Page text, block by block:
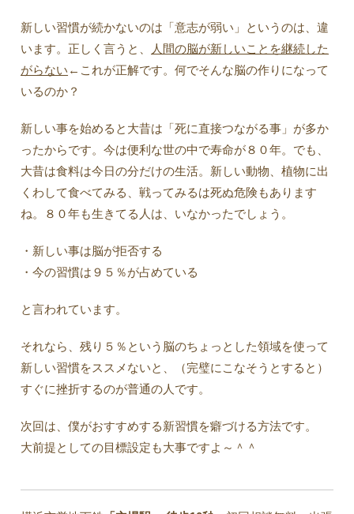
新しい習慣が続かないのは「意志が弱い」というのは、違
います。正しく言うと、
人間の脳が新しいことを継続した
がらない ←これが正解です。何でそんな脳の作りになって
いるのか？
新しい事を始めると大昔は「死に直接つながる事」が多か
ったからです。今は便利な世の中で寿命が８０年。でも、
大昔は食料は今日の分だけの生活。新しい動物、植物に出
くわして食べてみる、戦ってみるは死ぬ危険もあります
ね。８０年も生きてる人は、いなかったでしょう。
・新しい事は脳が拒否する
・今の習慣は９５％が占めている
と言われています。
それなら、残り５％という脳のちょっとした領域を使って
新しい習慣をススメないと、（完璧にこなそうとすると）
すぐに挫折するのが普通の人です。
次回は、僕がおすすめする新習慣を癖づける方法です。
大前提としての目標設定も大事ですよ～＾＾